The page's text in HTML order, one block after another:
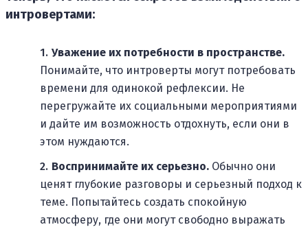
интровертами:
Уважение их потребности в пространстве.
Понимайте, что интроверты могут потребовать
времени для одинокой рефлексии. Не
перегружайте их социальными мероприятиями
и дайте им возможность отдохнуть, если они в
этом нуждаются.
Воспринимайте их серьезно. Обычно они
ценят глубокие разговоры и серьезный подход к
теме. Попытайтесь создать спокойную
атмосферу, где они могут свободно выражать